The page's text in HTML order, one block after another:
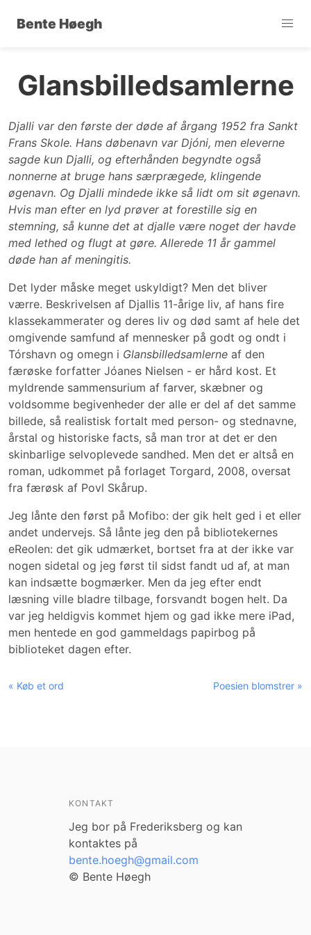
Bente Høegh
Glansbilledsamlerne
Djalli var den første der døde af årgang 1952 fra Sankt
Frans Skole. Hans døbenavn var Djóni, men eleverne
sagde kun Djalli, og efterhånden begyndte også
nonnerne at bruge hans særprægede, klingende
øgenavn. Og Djalli mindede ikke så lidt om sit øgenavn.
Hvis man efter en lyd prøver at forestille sig en
stemning, så kunne det at djalle være noget der havde
med lethed og flugt at gøre. Allerede 11 år gammel
døde han af meningitis.
Det lyder måske meget uskyldigt? Men det bliver
værre. Beskrivelsen af Djallis 11-årige liv, af hans fire
klassekammerater og deres liv og død samt af hele det
omgivende samfund af mennesker på godt og ondt i
Tórshavn og omegn i Glansbilledsamlerne af den
færøske forfatter Jóanes Nielsen - er hård kost. Et
myldrende sammensurium af farver, skæbner og
voldsomme begivenheder der alle er del af det samme
billede, så realistisk fortalt med person- og stednavne,
årstal og historiske facts, så man tror at det er den
skinbarlige selvoplevede sandhed. Men det er altså en
roman, udkommet på forlaget Torgard, 2008, oversat
fra færøsk af Povl Skårup.
Jeg lånte den først på Mofibo: der gik helt ged i et eller
andet undervejs. Så lånte jeg den på bibliotekernes
eReolen: det gik udmærket, bortset fra at der ikke var
nogen sidetal og jeg først til sidst fandt ud af, at man
kan indsætte bogmærker. Men da jeg efter endt
læsning ville bladre tilbage, forsvandt bogen helt. Da
var jeg heldigvis kommet hjem og gad ikke mere iPad,
men hentede en god gammeldags papirbog på
biblioteket dagen efter.
« Køb et ord Poesien blomstrer »
KONTAKT
Jeg bor på Frederiksberg og kan
kontaktes på
bente.hoegh@gmail.com
© Bente Høegh